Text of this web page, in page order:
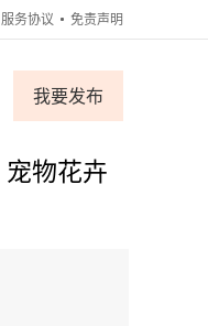
服务协议 免责声明
我要发布
宠物花卉